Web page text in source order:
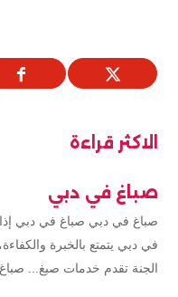
الاكثر قراءة
صباغ في دبي
صباغ في دبي صباغ في دبي
في دبي يتمتع بالخبرة
الجنة تقدم خدمات صبغ...